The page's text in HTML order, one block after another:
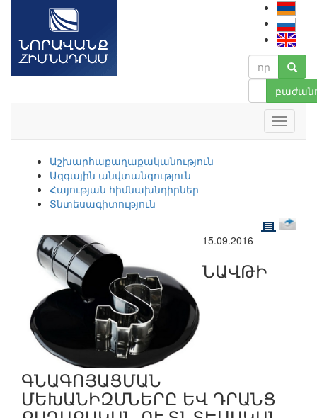
Աշխարհաքաղաքականություն
Ազգային անվտանգություն
Հայության հիմնախնդիրներ
Տնտեսագիտություն
15.09.2016
ՆԱՎԹԻ
ԳՆԱԳՈՅԱՑՄԱՆ
ՄԵԽԱՆԻԶՄՆԵՐԸ ԵՎ ԴՐԱՆՑ